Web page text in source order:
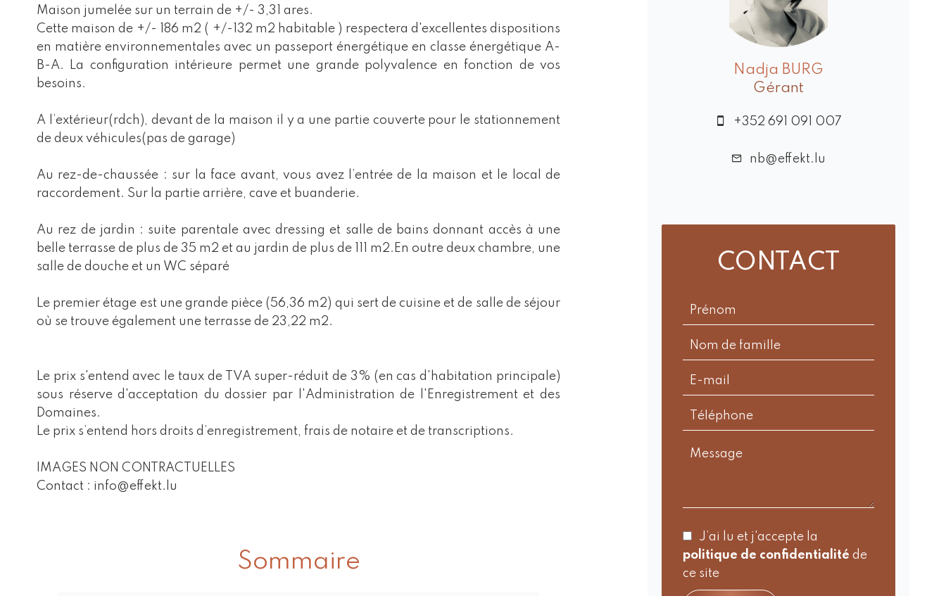
Maison jumelée sur un terrain de +/- 3,31 ares.
Cette maison de +/- 186 m2 ( +/-132 m2 habitable ) respectera d'excellentes dispositions
en matière environnementales avec un passeport énergétique en classe énergétique A-
B-A. La configuration intérieure permet une grande polyvalence en fonction de vos
besoins.
A l’extérieur(rdch), devant de la maison il y a une partie couverte pour le stationnement
de deux véhicules(pas de garage)
Au rez-de-chaussée : sur la face avant, vous avez l’entrée de la maison et le local de
raccordement. Sur la partie arrière, cave et buanderie.
Au rez de jardin : suite parentale avec dressing et salle de bains donnant accès à une
belle terrasse de plus de 35 m2 et au jardin de plus de 111 m2.En outre deux chambre, une
salle de douche et un WC séparé
Le premier étage est une grande pièce (56,36 m2) qui sert de cuisine et de salle de séjour
où se trouve également une terrasse de 23,22 m2.
Le prix s'entend avec le taux de TVA super-réduit de 3% (en cas d'habitation principale)
sous réserve d'acceptation du dossier par l'Administration de l'Enregistrement et des
Domaines.
Le prix s’entend hors droits d’enregistrement, frais de notaire et de transcriptions.
IMAGES NON CONTRACTUELLES
Contact : info@effekt.lu
Sommaire
Nadja BURG
Gérant
+352 691 091 007
nb@effekt.lu
CONTACT
J’ai lu et j'accepte la
politique de confidentialité de
ce site